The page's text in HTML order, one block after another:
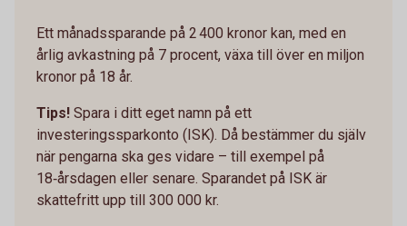
Ett månadssparande på 2 400 kronor kan, med en
årlig avkastning på 7 procent, växa till över en miljon
kronor på 18 år.
Tips! Spara i ditt eget namn på ett
investeringssparkonto (ISK). Då bestämmer du själv
när pengarna ska ges vidare – till exempel på
18‑årsdagen eller senare. Sparandet på ISK är
skattefritt upp till 300 000 kr.